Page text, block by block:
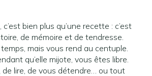
, c’est bien plus qu’une recette : c’est
de mémoire et de tendresse.
mais vous rend au centuple.
qu’elle mijote, vous êtes libre.
de lire, de vous détendre… ou tout